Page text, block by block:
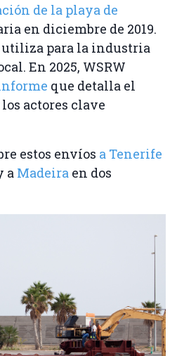
de la playa de
en diciembre de 2019.
utiliza para la industria
En 2025, WSRW
que detalla el
actores clave
estos envíos a Tenerife
a Madeira en dos